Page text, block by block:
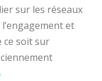
sur les réseaux
et
ce soit sur